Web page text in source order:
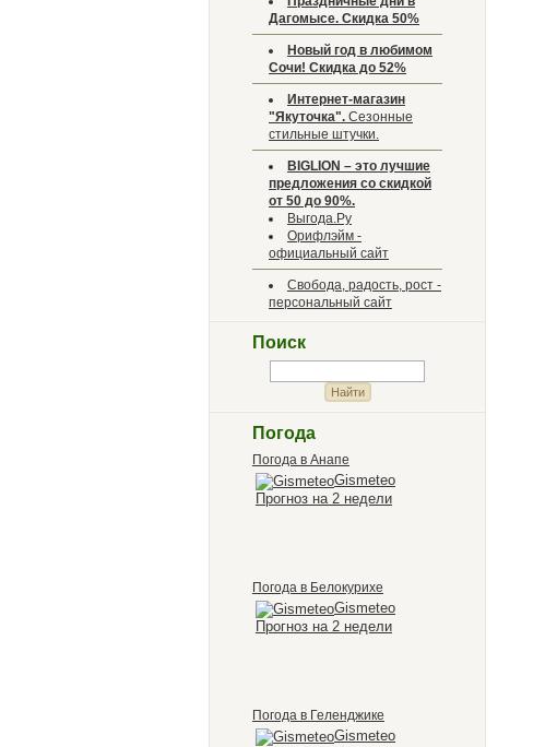
Дагомысе. Скидка 50%
Новый год в любимом
Сочи! Скидка до 52%
Интернет-магазин
"Якуточка". Сезонные
стильные штучки.
BIGLION – это лучшие
предложения со скидкой
от 50 до 90%.
Выгода.Ру
Орифлэйм -
официальный сайт
Свобода, радость, рост -
персональный сайт
Поиск
Погода
Погода в Анапе
Gismeteo
Прогноз на 2 недели
Погода в Белокурихе
Gismeteo
Прогноз на 2 недели
Погода в Геленджике
Gismeteo